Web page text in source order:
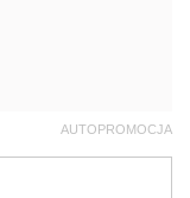
AUTOPROMOCJA